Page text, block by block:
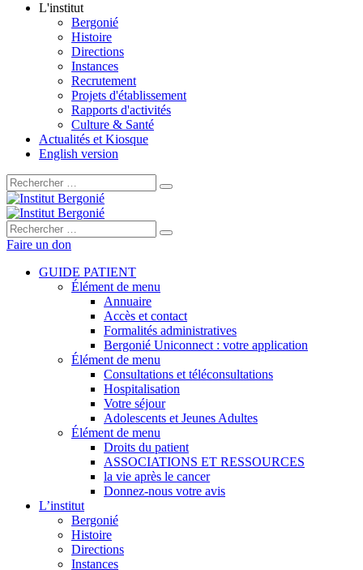
L'institut
Bergonié
Histoire
Directions
Instances
Recrutement
Projets d'établissement
Rapports d'activités
Culture & Santé
Actualités et Kiosque
English version
Rechercher :
Rechercher :
Faire un don
GUIDE PATIENT
Élément de menu
Annuaire
Accès et contact
Formalités administratives
Bergonié Uniconnect : votre application
Élément de menu
Consultations et téléconsultations
Hospitalisation
Votre séjour
Adolescents et Jeunes Adultes
Élément de menu
Droits du patient
ASSOCIATIONS ET RESSOURCES
la vie après le cancer
Donnez-nous votre avis
L’institut
Bergonié
Histoire
Directions
Instances